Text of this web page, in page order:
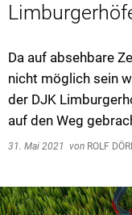
Da auf absehbare
nicht möglich sein
der DJK
auf den Weg
31. Mai 2021 von ROLF